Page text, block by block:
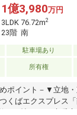
クルーム（空き要確
部分北西角住戸■デ
の対面式キッチン■
■内廊下設計■各階
宅配ボックス
1億3,980万円
3LDK 76.72m2
23階 南
駐車場あり
所有権
ポイント－▼立地
くばエクスプレス